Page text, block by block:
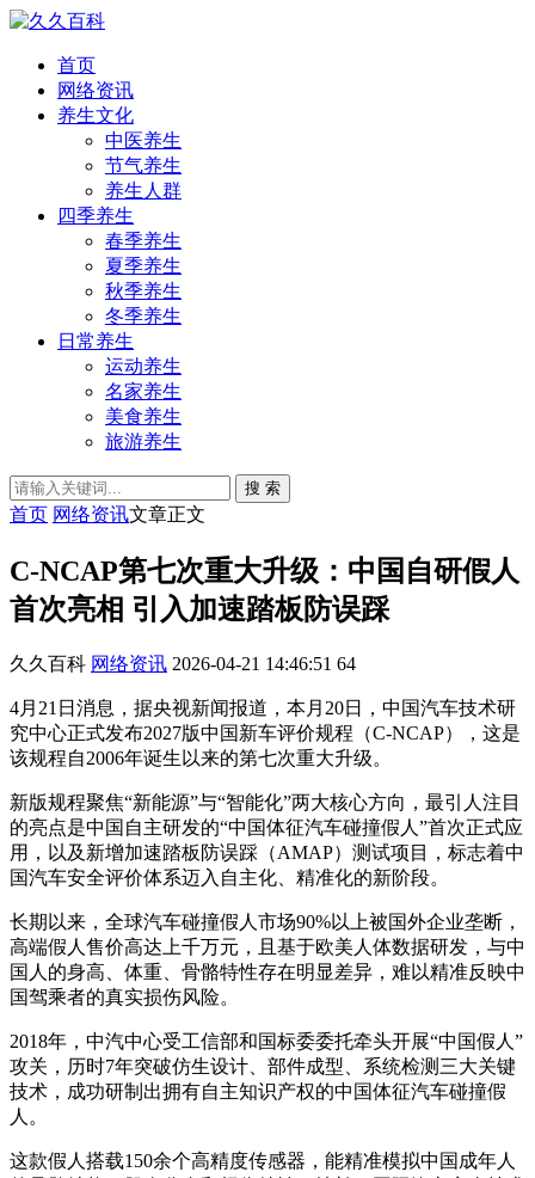
首页
网络资讯
养生文化
中医养生
节气养生
养生人群
四季养生
春季养生
夏季养生
秋季养生
冬季养生
日常养生
运动养生
名家养生
美食养生
旅游养生
搜 索
首页 网络资讯文章正文
C-NCAP第七次重大升级：中国自研假人
首次亮相 引入加速踏板防误踩
久久百科 网络资讯 2026-04-21 14:46:51 64
4月21日消息，据央视新闻报道，本月20日，中国汽车技术研
究中心正式发布2027版中国新车评价规程（C-NCAP），这是
该规程自2006年诞生以来的第七次重大升级。
新版规程聚焦“新能源”与“智能化”两大核心方向，最引人注目
的亮点是中国自主研发的“中国体征汽车碰撞假人”首次正式应
用，以及新增加速踏板防误踩（AMAP）测试项目，标志着中
国汽车安全评价体系迈入自主化、精准化的新阶段。
长期以来，全球汽车碰撞假人市场90%以上被国外企业垄断，
高端假人售价高达上千万元，且基于欧美人体数据研发，与中
国人的身高、体重、骨骼特性存在明显差异，难以精准反映中
国驾乘者的真实损伤风险。
2018年，中汽中心受工信部和国标委委托牵头开展“中国假人”
攻关，历时7年突破仿生设计、部件成型、系统检测三大关键
技术，成功研制出拥有自主知识产权的中国体征汽车碰撞假
人。
这款假人搭载150余个高精度传感器，能精准模拟中国成年人